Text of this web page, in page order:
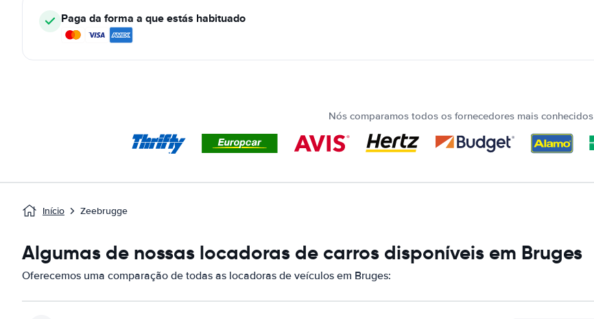
Paga da forma a que estás habituado
Nós comparamos todos os fornecedores mais conhecidos
Início Zeebrugge
Algumas de nossas locadoras de carros disponíveis em Bruges
Oferecemos uma comparação de todas as locadoras de veículos em Bruges: